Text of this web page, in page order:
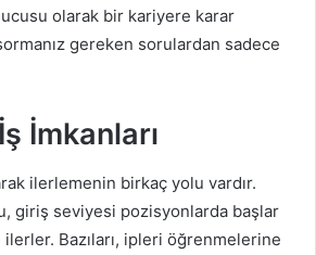
olarak bir kariyere karar
gereken sorulardan sadece
İmkanları
ilerlemenin birkaç yolu vardır.
giriş seviyesi pozisyonlarda başlar
Bazıları, ipleri öğrenmelerine